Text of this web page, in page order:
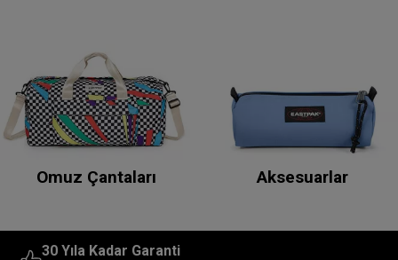
Omuz Çantaları Aksesuarlar
30 Yıla Kadar Garanti